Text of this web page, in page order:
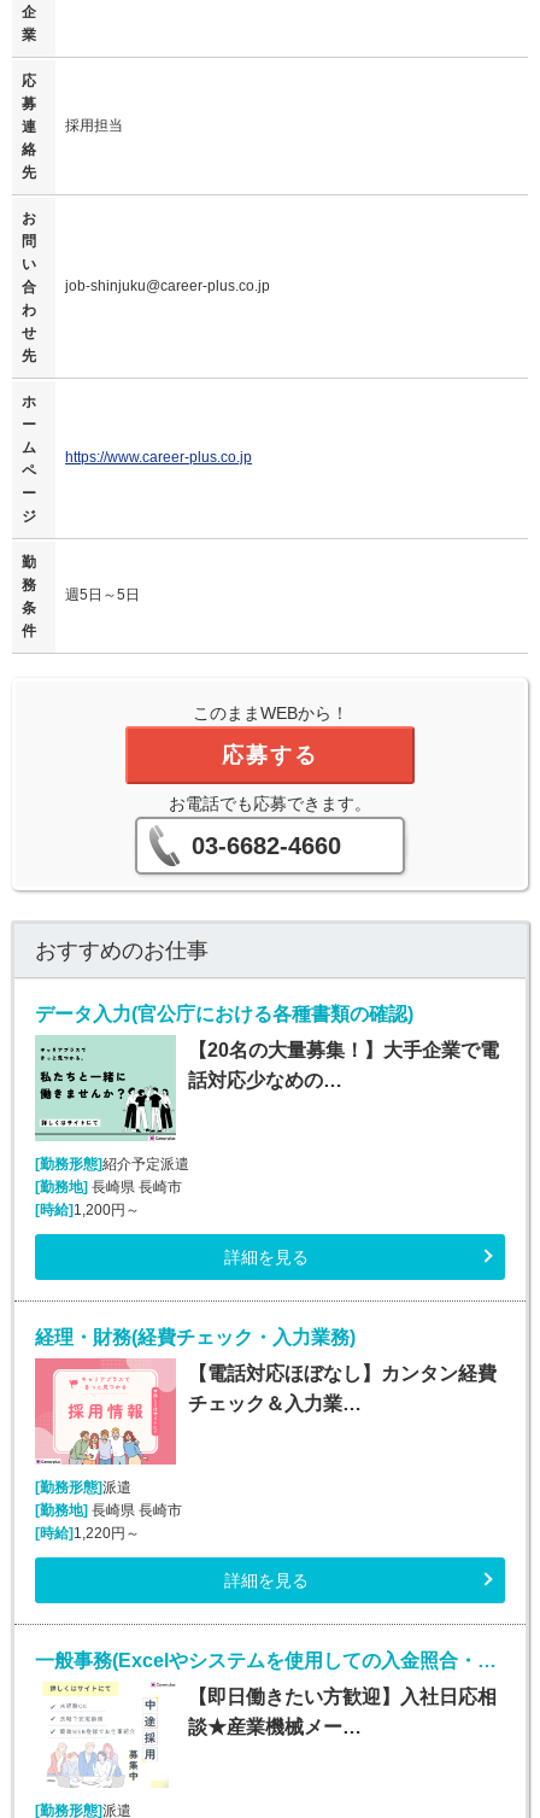
企
業
応
募
連
絡
先
採用担当
お
問
い
合
わ
せ
先
job-shinjuku@career-plus.co.jp
ホ
ー
ム
ペ
ー
ジ
https://www.career-plus.co.jp
勤
務
条
件
週5日～5日
このままWEBから！
応募する
お電話でも応募できます。
03-6682-4660
おすすめのお仕事
データ入力(官公庁における各種書類の確認)
【20名の大量募集！】大手企業で電
話対応少なめの…
[勤務形態]紹介予定派遣
[勤務地] 長崎県 長崎市
[時給] 1,200円～
詳細を見る
経理・財務(経費チェック・入力業務)
【電話対応ほぼなし】カンタン経費
チェック＆入力業…
[勤務形態]派遣
[勤務地]長崎県 長崎市
[時給]1,220円～
詳細を見る
一般事務(Excelやシステムを使用しての入金照合・入力業務)
【即日働きたい方歓迎】入社日応相
談★産業機械メー…
[勤務形態]派遣